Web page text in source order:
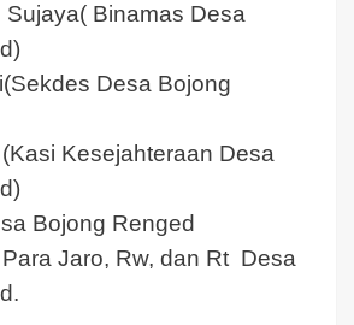
Sujaya( Binamas Desa
Desa Bojong
Kesejahteraan Desa
Bojong Renged
Jaro, Rw, dan Rt Desa